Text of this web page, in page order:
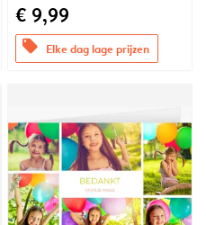
€ 9,99
offers Elke dag lage prijzen